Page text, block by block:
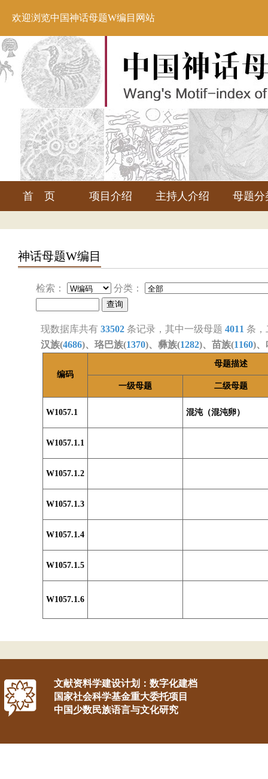
欢迎浏览中国神话母题W编目网站
首 页 项目介绍 主持人介绍 母题分
神话母题W编目
检索： 分类：
现数据库共有 33502 条记录，其中一级母题 4011 条
汉族(4686)、珞巴族(1370)、彝族(1282)、苗族(1160)、
编码
母题描述
一级母题 二级母题
W1057.1 混沌（混沌卵）
W1057.1.1
W1057.1.2
W1057.1.3
W1057.1.4
W1057.1.5
W1057.1.6
文献资料学建设计划：数字化建档
国家社会科学基金重大委托项目
中国少数民族语言与文化研究